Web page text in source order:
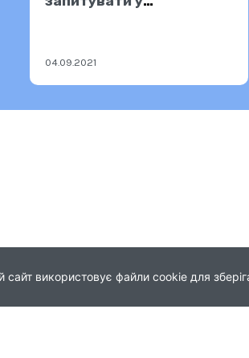
04.09.2021
сайт використовує файли cookie для